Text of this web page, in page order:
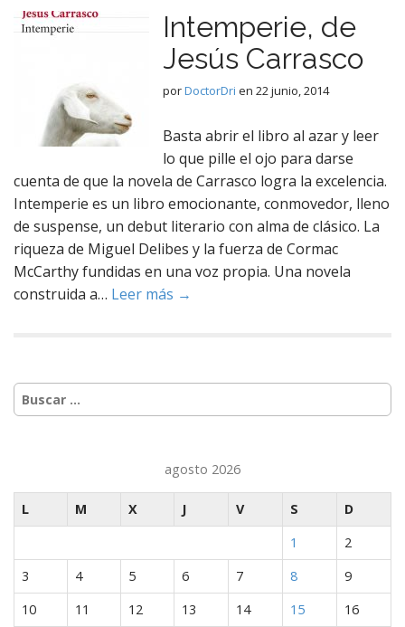
Intemperie, de
Jesús Carrasco
porDoctorDri en 22 junio, 2014
Basta abrir el libro al azar y leer
lo que pille el ojo para darse
cuenta de que la novela de Carrasco logra la excelencia.
Intemperie es un libro emocionante, conmovedor, lleno
de suspense, un debut literario con alma de clásico. La
riqueza de Miguel Delibes y la fuerza de Cormac
McCarthy fundidas en una voz propia. Una novela
construida a… Leer más →
Buscar:
agosto 2026
L M X J V S
D
1
2
3
4 5 6 7 8
9
10
11 12 13 14 15
16